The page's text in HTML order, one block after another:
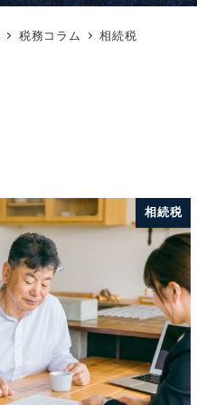
税務コラム 相続税
相続税